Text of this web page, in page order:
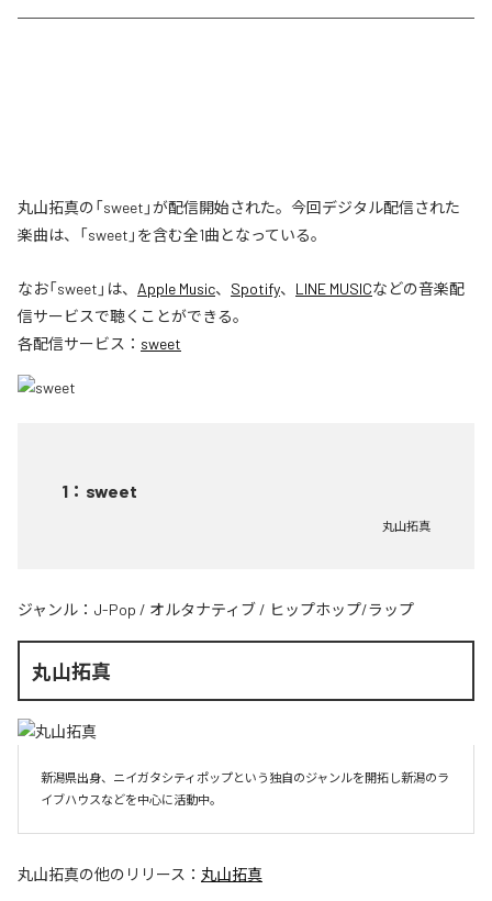
丸山拓真の「sweet」が配信開始された。今回デジタル配信された
楽曲は、「sweet」を含む全1曲となっている。
なお「sweet 」は、 Apple Music、 Spotify、 LINE MUSICなどの音楽配
信サービスで聴くことができる。
各配信サービス： sweet
1 ： sweet
丸山拓真
ジャンル： J-Pop / オルタナティブ / ヒップホップ/ラップ
丸山拓真
新潟県出身、ニイガタシティポップという独自のジャンルを開拓し新潟のラ
イブハウスなどを中心に活動中。
丸山拓真の他のリリース： 丸山拓真